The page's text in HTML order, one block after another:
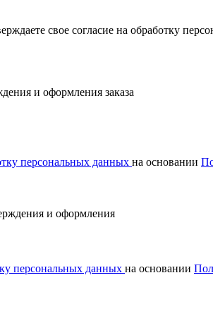
свое согласие на обработку
и оформления заказа
персональных данных на основании
и оформления
персональных данных на основании